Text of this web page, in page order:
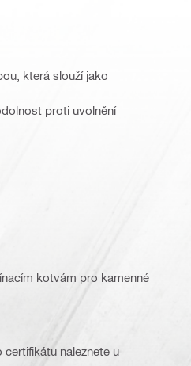
která slouží jako
proti uvolnění
kotvám pro kamenné
naleznete u